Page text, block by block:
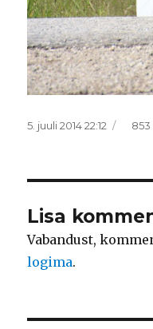
Postitatud
5. juuli 2014 22:12 853
Lisa
Vabandust,
logima.